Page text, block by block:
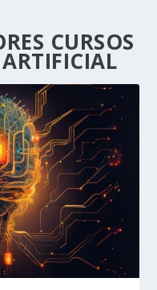
CURSOS